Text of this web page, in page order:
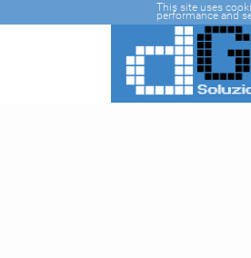
This site uses
performance and